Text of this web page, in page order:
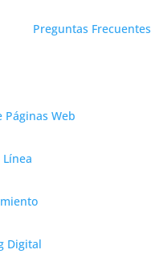
Preguntas Frecuentes
Páginas Web
Digital